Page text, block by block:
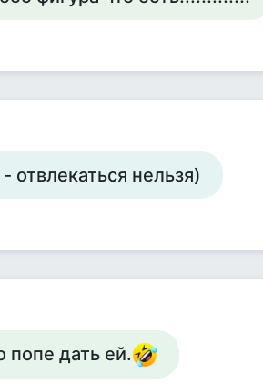
отвлекаться нельзя)
попе дать ей.